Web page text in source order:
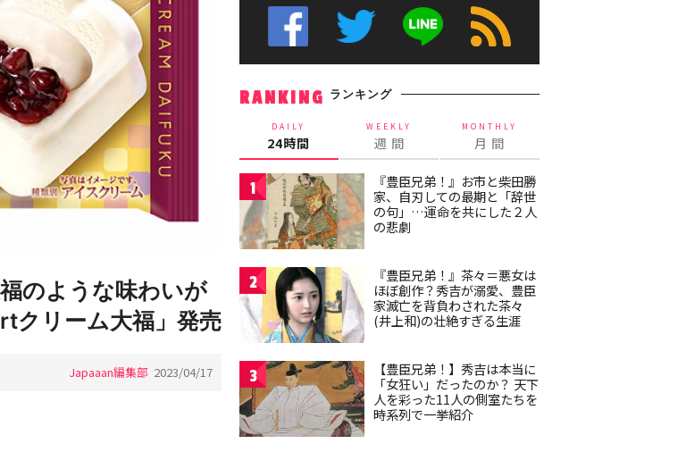
のような味わいが
クリーム大福」発売
Japaaan編集部 2023/04/17
RANKING ランキング
DAILY
24時間
WEEKLY
週 間
MONTHLY
月 間
1
『豊臣兄弟！』お市と柴田勝
家、自刃しての最期と「辞世
の句」…運命を共にした２人
の悲劇
2
『豊臣兄弟！』茶々＝悪女は
ほぼ創作？秀吉が溺愛、豊臣
家滅亡を背負わされた茶々
(井上和)の壮絶すぎる生涯
3
【豊臣兄弟！】秀吉は本当に
「女狂い」だったのか？ 天下
人を彩った11人の側室たちを
時系列で一挙紹介